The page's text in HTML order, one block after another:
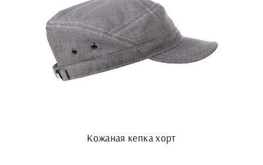
Кожаная кепка хорт